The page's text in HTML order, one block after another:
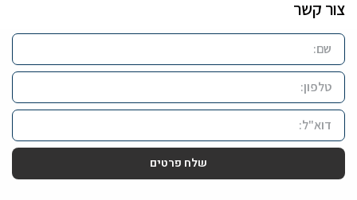
צור קשר
שלח פרטים